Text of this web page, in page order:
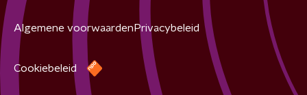
Algemene voorwaarden Privacybeleid
Cookiebeleid